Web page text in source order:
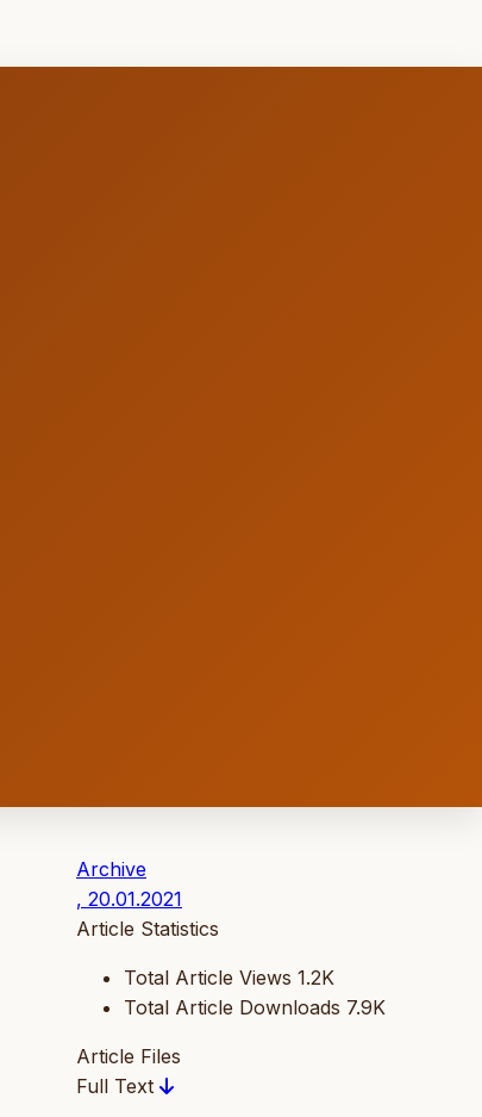
Archive
, 20.01.2021
Article Statistics
Total Article Views 1.2K
Total Article Downloads 7.9K
Article Files
Full Text